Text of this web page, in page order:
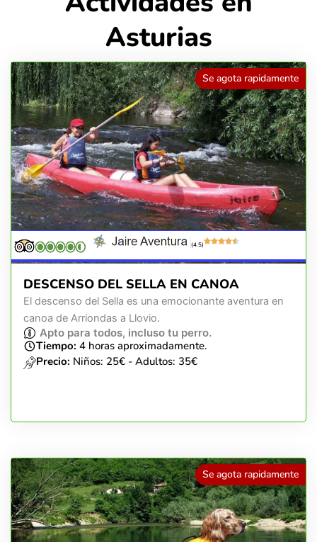
Asturias
Se agota rapidamente
(4.5)
DESCENSO DEL SELLA EN CANOA
El descenso del Sella es una emocionante aventura en
canoa de Arriondas a Llovio.
Apto para todos, incluso tu perro.
Tiempo: 4 horas aproximadamente.
Precio: Niños: 25€ - Adultos: 35€
Se agota rapidamente